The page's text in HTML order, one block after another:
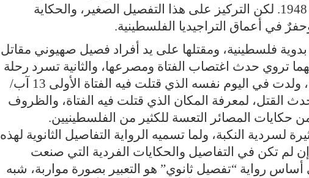
للكثير من الرجال والنساء في حرب 1948. لكن التركيز على هذا التفصيل الصغير، والحكاية
في أعماق التراجيديا الفلسطينية.
فلسطينية، ومقتلها على يد أفراد فصيل صهيوني مقاتل
تروي حدث اغتصاب الفتاة ومصرعها، والثانية تسرد رحلة
بحث قامت بها فتاة فلسطينية أخرى، ولدت في اليوم نفسه الذي قتلت فيه الفتاة الأولى 13 آب/
لمعرفة المكان الذي قتلت فيه الفتاة، والظروف
حكايات المصائر التعسة للكثير من الفلسطينيين.
لسردية النكبة، ولما تسميه الرواية التفاصيل الثانوية لهذه
لم تكن في التفاصيل والحكايات الفردية التي صنعت
رواية “تفصيل ثانوي” هو التعبير بصورة مواربة، شبه